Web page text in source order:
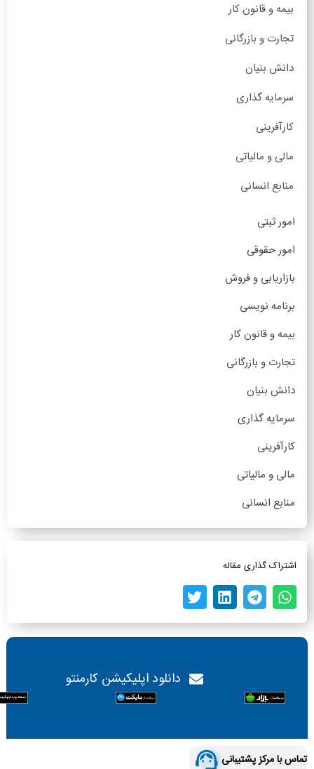
بیمه و قانون کار
تجارت و بازرگانی
دانش بنیان
سرمایه گذاری
کارآفرینی
مالی و مالیاتی
منابع انسانی
امور ثبتی
امور حقوقی
بازاریابی و فروش
برنامه نویسی
بیمه و قانون کار
تجارت و بازرگانی
دانش بنیان
سرمایه گذاری
کارآفرینی
مالی و مالیاتی
منابع انسانی
اشتراک گذاری مقاله
دانلود اپلیکیشن کارمنتو
تماس با مرکز پشتیبانی